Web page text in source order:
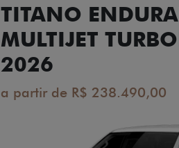
TITANO
MULTIJET
2026
a partir de R$ 238.490,00